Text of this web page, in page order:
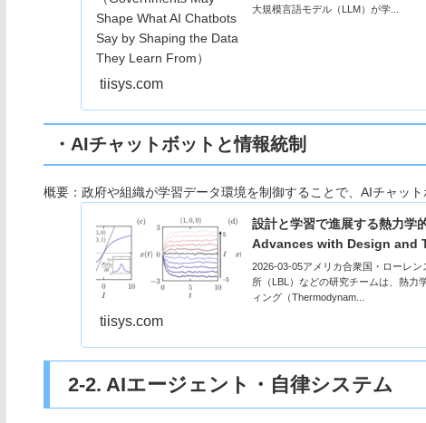
大規模言語モデル（LLM）が学...
tiisys.com
・AIチャットボットと情報統制
概要：政府や組織が学習データ環境を制御することで、AIチャッ
設計と学習で進展する熱力
Advances with Design and
2026-03-05アメリカ合衆国・ローレ
所（LBL）などの研究チームは、熱力
ィング（Thermodynam...
tiisys.com
2-2. AIエージェント・自律システム